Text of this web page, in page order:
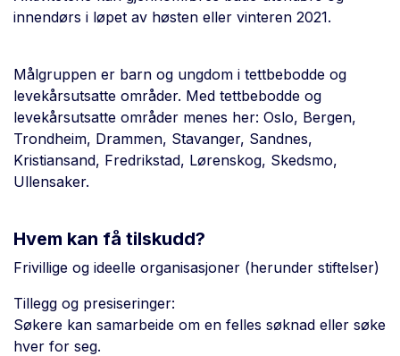
innendørs i løpet av høsten eller vinteren 2021.
Målgruppen er barn og ungdom i tettbebodde og
levekårsutsatte områder. Med tettbebodde og
levekårsutsatte områder menes her: Oslo, Bergen,
Trondheim, Drammen, Stavanger, Sandnes,
Kristiansand, Fredrikstad, Lørenskog, Skedsmo,
Ullensaker.
Hvem kan få tilskudd?
Frivillige og ideelle organisasjoner (herunder stiftelser)
Tillegg og presiseringer:
Søkere kan samarbeide om en felles søknad eller søke
hver for seg.